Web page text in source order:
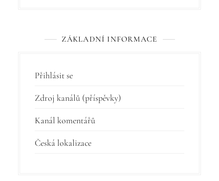
ZÁKLADNÍ INFORMACE
Přihlásit se
Zdroj kanálů (příspěvky)
Kanál komentářů
Česká lokalizace